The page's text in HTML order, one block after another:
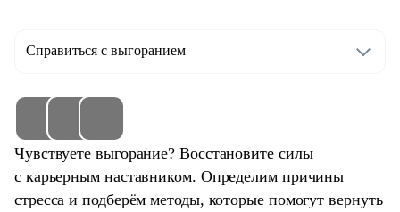
Справиться с выгоранием
Чувствуете выгорание? Восстановите силы
с карьерным наставником. Определим причины
стресса и подберём методы, которые помогут вернуть